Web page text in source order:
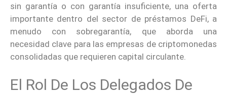
sin garantía o con garantía insuficiente, una oferta
importante dentro del sector de préstamos DeFi, a
menudo con sobregarantía, que aborda una
necesidad clave para las empresas de criptomonedas
consolidadas que requieren capital circulante.
El Rol De Los Delegados De